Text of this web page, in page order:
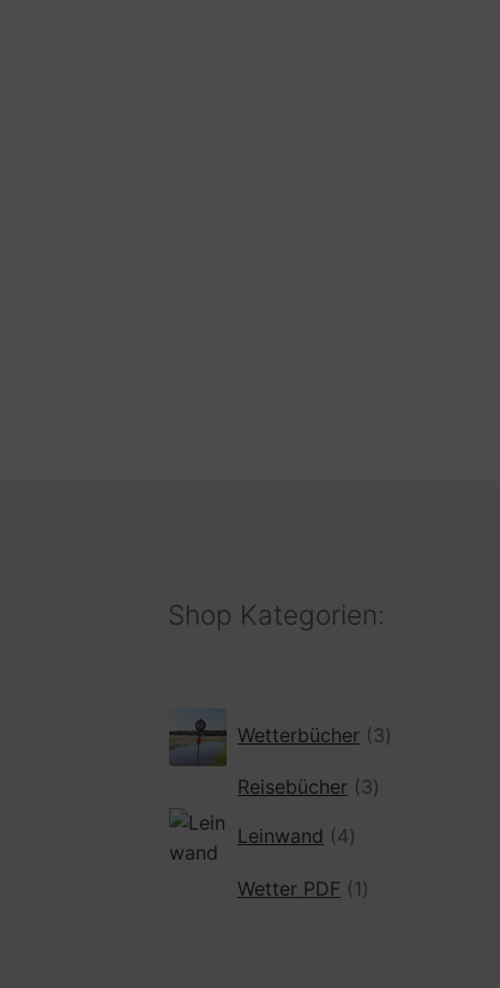
Shop Kategorien:
Wetterbücher 3
Produkte
Reisebücher 33
Leinwand
4
Produkte
Wetter PDF
11